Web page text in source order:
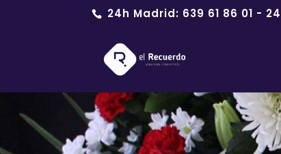
24h Madrid: 639 61 86 01 -